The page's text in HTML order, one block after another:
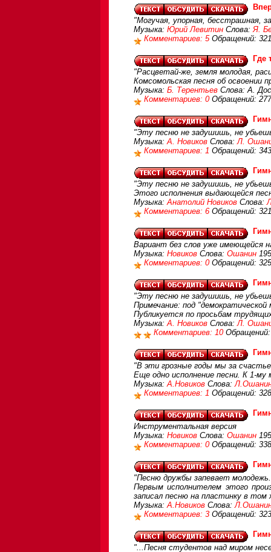
"Могучая, упорная, бесстрашная,
Музыка: Юрий Левитин Слова:Я.
Комментариев: 5 Обращений:
Где
"Расцветай-же, земля молодая,
Комсомольская песня об освоении
Музыка: Б. Терентьев Слова: А.
Комментариев: 0 Обращений:
"Эту песню не задушишь, не
Музыка:А. Новиков Слова:Л.
Комментариев: 1 Обращений:
"Эту песню не задушишь, не
Этого исполнения выдающейся
Музыка:Анатолий Новиков Слова:
Комментариев: 6 Обращений:
Вариант без слов уже имеющейся
Музыка: Новиков Слова: Ошанин
Комментариев: 0 Обращений:
"Эту песню не задушишь, не
Примечание: под
Публикуется по просьбам
Музыка:А. Новиков Слова:Л.
Комментариев: 10 Обращений:
"В эти грозные годы мы за
Еще одно исполнение песни. К 1-му
Музыка:А.Новиков Слова:
Комментариев: 1 Обращений:
Инструментальная версия
Музыка: Новиков Слова: Ошанин
Комментариев: 0 Обращений:
"Песню дружбы запевает
Первым исполнителем этого
записал песню на пластинку в том
Музыка:А.Новиков Слова:
Комментариев: 3 Обращений:
"...Песня студентов над миром